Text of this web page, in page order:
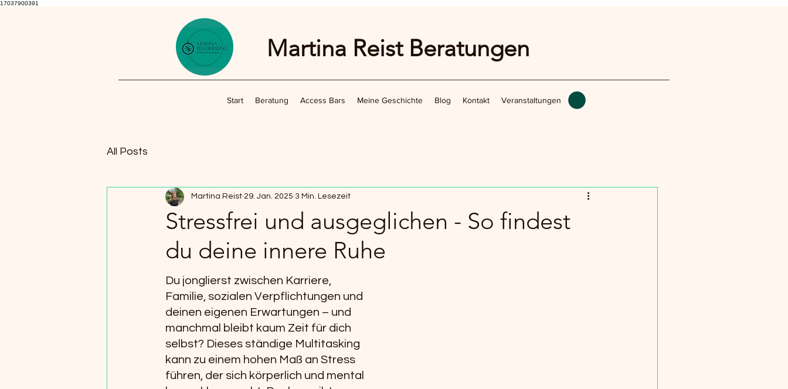
17037900391
Martina Reist Beratungen
Start Beratung Access Bars Meine Geschichte Blog Kontakt Veranstaltungen
All Posts
Stressfrei und ausgeglichen - So findest
du deine innere Ruhe
Martina Reist 29. Jan. 2025 3 Min. Lesezeit
Du jonglierst zwischen Karriere,
Familie, sozialen Verpflichtungen und
deinen eigenen Erwartungen – und
manchmal bleibt kaum Zeit für dich
selbst? Dieses ständige Multitasking
kann zu einem hohen Maß an Stress
führen, der sich körperlich und mental